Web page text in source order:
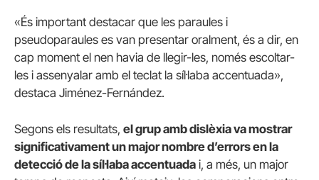
«És important destacar que les paraules i
pseudoparaules es van presentar oralment, és a dir, en
cap moment el nen havia de llegir-les, només escoltar-
les i assenyalar amb el teclat la síl·laba accentuada»,
destaca Jiménez-Fernández.
Segons els resultats, el grup amb dislèxia va mostrar
significativament un major nombre d’errors en la
detecció de la síl·laba accentuada i, a més, un major